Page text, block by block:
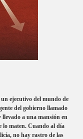
ejecutivo del mundo de
del gobierno llamado
a una mansión en
lo maten. Cuando al día
no hay rastro de las